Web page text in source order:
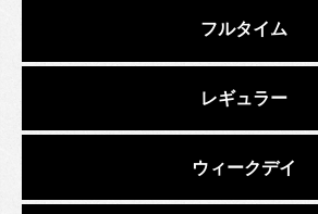
フルタイム
レギュラー
ウィークデイ